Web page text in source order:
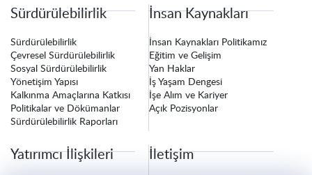
Sürdürülebilirlik
Sürdürülebilirlik
Çevresel Sürdürülebilirlik
Sosyal Sürdürülebilirlik
Yönetişim Yapısı
Kalkınma Amaçlarına Katkısı
Politikalar ve Dökümanlar
Sürdürülebilirlik Raporları
İnsan Kaynakları
İnsan Kaynakları Politikamız
Eğitim ve Gelişim
Yan Haklar
İş Yaşam Dengesi
İşe Alım ve Kariyer
Açık Pozisyonlar
Yatırımcı İlişkileri İletişim